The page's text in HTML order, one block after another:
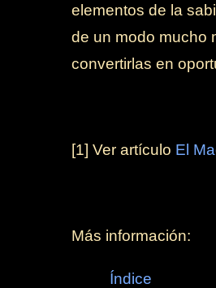
elementos de la
de un modo mucho
convertirlas en
[1] Ver artículo El
Más información:
Índice